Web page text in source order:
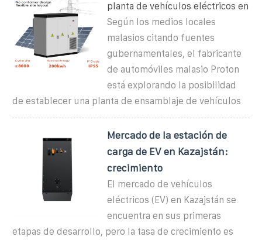
planta de vehículos eléctricos en
Según los medios locales
malasios citando fuentes
gubernamentales, el fabricante
de automóviles malasio Proton
está explorando la posibilidad
de establecer una planta de ensamblaje de vehículos
Mercado de la estación de
carga de EV en Kazajstán:
crecimiento
El mercado de vehículos
eléctricos (EV) en Kazajstán se
encuentra en sus primeras
etapas de desarrollo, pero la tasa de crecimiento es